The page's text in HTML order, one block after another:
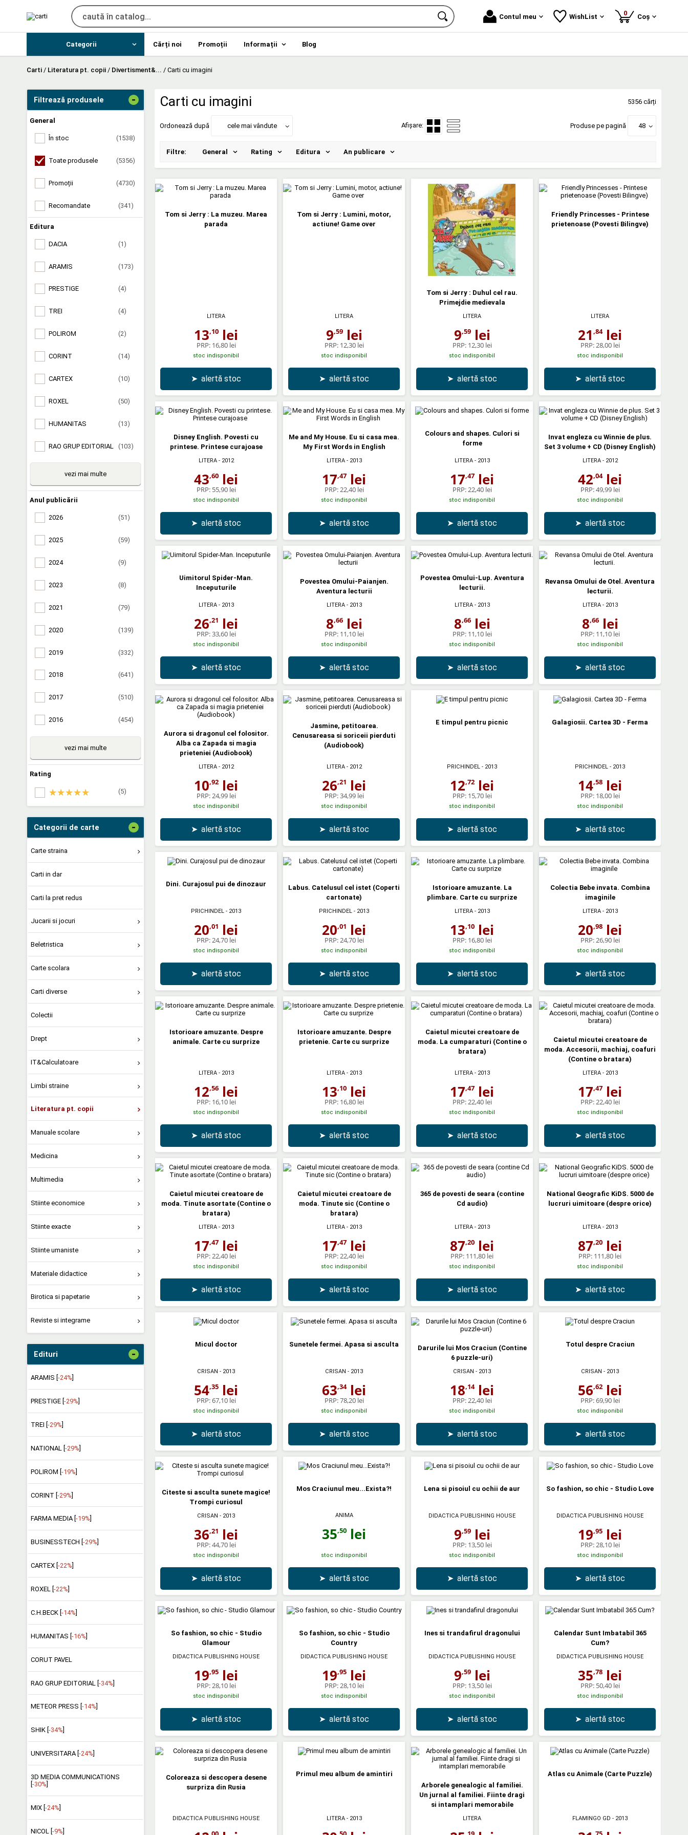
Contul meu WishList 0produse
Coș
Categorii Cărți noi Promoții Informații Blog
Carti / Literatura pt. copii / Divertisment&... / Carti cu imagini
Filtrează produsele -
General
În stoc (1538)
Toate produsele (5356)
Promoții (4730)
Recomandate (341)
Editura
DACIA (1)
ARAMIS (173)
PRESTIGE (4)
TREI (4)
POLIROM (2)
CORINT (14)
CARTEX (10)
ROXEL (50)
HUMANITAS (13)
RAO GRUP EDITORIAL (103)
vezi mai multe
Anul publicării
2026 (51)
2025 (59)
2024 (9)
2023 (8)
2021 (79)
2020 (139)
2019 (332)
2018 (641)
2017 (510)
2016 (454)
vezi mai multe
Rating
(5)
Categorii de carte -
Carte straina
Carti in dar
Carti la pret redus
Jucarii si jocuri
Beletristica
Carte scolara
Carti diverse
Colectii
Drept
IT&Calculatoare
Limbi straine
Literatura pt. copii
Manuale scolare
Medicina
Multimedia
Stiinte economice
Stiinte exacte
Stiinte umaniste
Materiale didactice
Birotica si papetarie
Reviste si integrame
Edituri -
ARAMIS [ -24%
PRESTIGE [ -29%
TREI [ -29%
NATIONAL [ -29%
POLIROM [-19%]
CORINT [-29%]
FARMA MEDIA [ -19%
BUSINESSTECH [ -29%
CARTEX [ -22%
ROXEL [ -22%
C.H.BECK [ -14%
HUMANITAS [ -16%
CORUT PAVEL
RAO GRUP EDITORIAL [-34%]
METEOR PRESS [ -14%
SHIK [ -34%
UNIVERSITARA [ -24%
3D MEDIA COMMUNICATIONS
-30%
MIX [ -24%
NICOL [ -9%
Carti cu imagini 5356 cărți
Ordonează după cele mai vândute Afișare: Produse pe pagină 48
Filtre: General Rating Editura An publicare
Tom si Jerry : La muzeu. Marea
parada
LITERA
13,10 lei
PRP: 16,80 lei
stoc indisponibil
➤ alertă stoc
Tom si Jerry : Lumini, motor,
actiune! Game over
LITERA
9,59lei
PRP: 12,30 lei
stoc indisponibil
➤ alertă stoc
Tom si Jerry : Duhul cel rau.
Primejdie medievala
LITERA
9,59lei
PRP: 12,30 lei
stoc indisponibil
➤ alertă stoc
Friendly Princesses - Printese
prietenoase (Povesti Bilingve)
LITERA
21 ,84lei
PRP: 28,00 lei
stoc indisponibil
➤ alertă stoc
Disney English. Povesti cu
printese. Printese curajoase
LITERA- 2012
43,60 lei
PRP: 55,90 lei
stoc indisponibil
➤ alertă stoc
Me and My House. Eu si casa mea.
My First Words in English
LITERA- 2013
17,47 lei
PRP: 22,40 lei
stoc indisponibil
➤ alertă stoc
Colours and shapes. Culori si
forme
LITERA- 2013
17,47 lei
PRP: 22,40 lei
stoc indisponibil
➤ alertă stoc
Invat engleza cu Winnie de plus.
Set 3 volume + CD (Disney English)
LITERA- 2012
42,04lei
PRP:49,99 lei
stoc indisponibil
➤ alertă stoc
Uimitorul Spider-Man.
Inceputurile
LITERA- 2013
26,21 lei
PRP:33,60 lei
stoc indisponibil
➤ alertă stoc
Povestea Omului-Paianjen.
Aventura lecturii
LITERA- 2013
8,66lei
PRP: 11,10 lei
stoc indisponibil
➤ alertă stoc
Povestea Omului-Lup. Aventura
lecturii.
LITERA- 2013
8,66lei
PRP: 11,10 lei
stoc indisponibil
➤ alertă stoc
Revansa Omului de Otel. Aventura
lecturii.
LITERA- 2013
8,66lei
PRP: 11,10 lei
stoc indisponibil
➤ alertă stoc
Aurora si dragonul cel folositor.
Alba ca Zapada si magia
prieteniei (Audiobook)
LITERA- 2012
10,92 lei
PRP: 24,99 lei
stoc indisponibil
➤ alertă stoc
Jasmine, petitoarea.
Cenusareasa si soriceii pierduti
(Audiobook)
LITERA- 2012
26,21 lei
PRP:34,99 lei
stoc indisponibil
➤ alertă stoc
E timpul pentru picnic
PRICHINDEL - 2013
12,72 lei
PRP: 15,70 lei
stoc indisponibil
➤ alertă stoc
Galagiosii. Cartea 3D - Ferma
PRICHINDEL - 2013
14,58 lei
PRP: 18,00 lei
stoc indisponibil
➤ alertă stoc
Dini. Curajosul pui de dinozaur
PRICHINDEL - 2013
20,01 lei
PRP: 24,70 lei
stoc indisponibil
➤ alertă stoc
Labus. Catelusul cel istet (Coperti
cartonate)
PRICHINDEL - 2013
20,01 lei
PRP: 24,70 lei
stoc indisponibil
➤ alertă stoc
Istorioare amuzante. La
plimbare. Carte cu surprize
LITERA- 2013
13,10 lei
PRP: 16,80 lei
stoc indisponibil
➤ alertă stoc
Colectia Bebe invata. Combina
imaginile
LITERA- 2013
20,98 lei
PRP: 26,90 lei
stoc indisponibil
➤ alertă stoc
Istorioare amuzante. Despre
animale. Carte cu surprize
LITERA- 2013
12,56 lei
PRP: 16,10 lei
stoc indisponibil
➤ alertă stoc
Istorioare amuzante. Despre
prietenie. Carte cu surprize
LITERA- 2013
13,10 lei
PRP: 16,80 lei
stoc indisponibil
➤ alertă stoc
Caietul micutei creatoare de
moda. La cumparaturi (Contine o
bratara)
LITERA- 2013
17,47 lei
PRP: 22,40 lei
stoc indisponibil
➤ alertă stoc
Caietul micutei creatoare de
moda. Accesorii, machiaj, coafuri
(Contine o bratara)
LITERA- 2013
17,47 lei
PRP: 22,40 lei
stoc indisponibil
➤ alertă stoc
Caietul micutei creatoare de
moda. Tinute asortate (Contine o
bratara)
LITERA- 2013
17,47 lei
PRP: 22,40 lei
stoc indisponibil
➤ alertă stoc
Caietul micutei creatoare de
moda. Tinute sic (Contine o
bratara)
LITERA- 2013
17,47 lei
PRP: 22,40 lei
stoc indisponibil
➤ alertă stoc
365 de povesti de seara (contine
Cd audio)
LITERA- 2013
87,20 lei
PRP: 111,80 lei
stoc indisponibil
➤ alertă stoc
National Geografic KiDS. 5000 de
lucruri uimitoare (despre orice)
LITERA- 2013
87,20 lei
PRP: 111,80 lei
stoc indisponibil
➤ alertă stoc
Micul doctor
CRISAN - 2013
54,35 lei
PRP:67,10 lei
stoc indisponibil
➤ alertă stoc
Sunetele fermei. Apasa si asculta
CRISAN - 2013
63,34lei
PRP:78,20 lei
stoc indisponibil
➤ alertă stoc
Darurile lui Mos Craciun (Contine
6 puzzle-uri)
CRISAN - 2013
18,14lei
PRP: 22,40 lei
stoc indisponibil
➤ alertă stoc
Totul despre Craciun
CRISAN - 2013
56,62 lei
PRP:69,90 lei
stoc indisponibil
➤ alertă stoc
Citeste si asculta sunete magice!
Trompi curiosul
CRISAN - 2013
36,21 lei
PRP:44,70 lei
stoc indisponibil
➤ alertă stoc
Mos Craciunul meu...Exista?!
ANIMA
35,50 lei
stoc indisponibil
➤ alertă stoc
Lena si pisoiul cu ochii de aur
DIDACTICA PUBLISHING HOUSE
9,59lei
PRP: 13,50 lei
stoc indisponibil
➤ alertă stoc
So fashion, so chic - Studio Love
DIDACTICA PUBLISHING HOUSE
19,95 lei
PRP: 28,10 lei
stoc indisponibil
➤ alertă stoc
So fashion, so chic - Studio
Glamour
DIDACTICA PUBLISHING HOUSE
19,95 lei
PRP: 28,10 lei
stoc indisponibil
➤ alertă stoc
So fashion, so chic - Studio
Country
DIDACTICA PUBLISHING HOUSE
19,95 lei
PRP: 28,10 lei
stoc indisponibil
➤ alertă stoc
Ines si trandafirul dragonului
DIDACTICA PUBLISHING HOUSE
9,59lei
PRP: 13,50 lei
stoc indisponibil
➤ alertă stoc
Calendar Sunt Imbatabil 365
Cum?
DIDACTICA PUBLISHING HOUSE
35,78 lei
PRP: 50,40 lei
stoc indisponibil
➤ alertă stoc
Coloreaza si descopera desene
surpriza din Rusia
DIDACTICA PUBLISHING HOUSE
Primul meu album de amintiri
LITERA- 2013
Arborele genealogic al familiei.
Un jurnal al familiei. Fiinte dragi
si intamplari memorabile
LITERA
Atlas cu Animale (Carte Puzzle)
FLAMINGO GD - 2013